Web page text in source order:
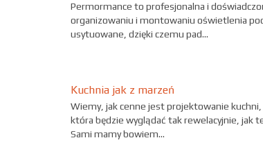
Permormance to profesjonalna i
organizowaniu i montowaniu oświetlenia
usytuowane, dzięki czemu pad...
Kuchnia jak z marzeń
Wiemy, jak cenne jest projektowanie
która będzie wyglądać tak rewelacyjnie, jak
Sami mamy bowiem...